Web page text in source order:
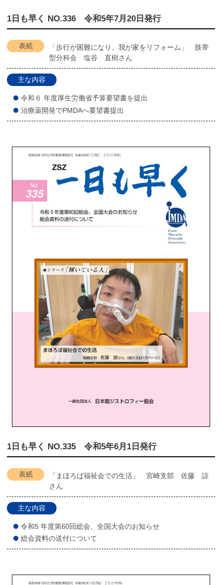
1日も早く NO.336 令和5年7月20日発行
表紙
「歩行が困難になり、我が家をリフォーム」 肢帯
型分科会 塩谷 直樹さん
主な内容
令和６ 年度厚生労働省予算要望書を提出
治療薬開発でPMDAへ要望書提出
1日も早く NO.335 令和5年6月1日発行
表紙
「まほろば福祉会での生活」 宮崎支部 佐藤 諒
さん
主な内容
令和5 年度第60回総会、全国大会のお知らせ
総会資料の送付について